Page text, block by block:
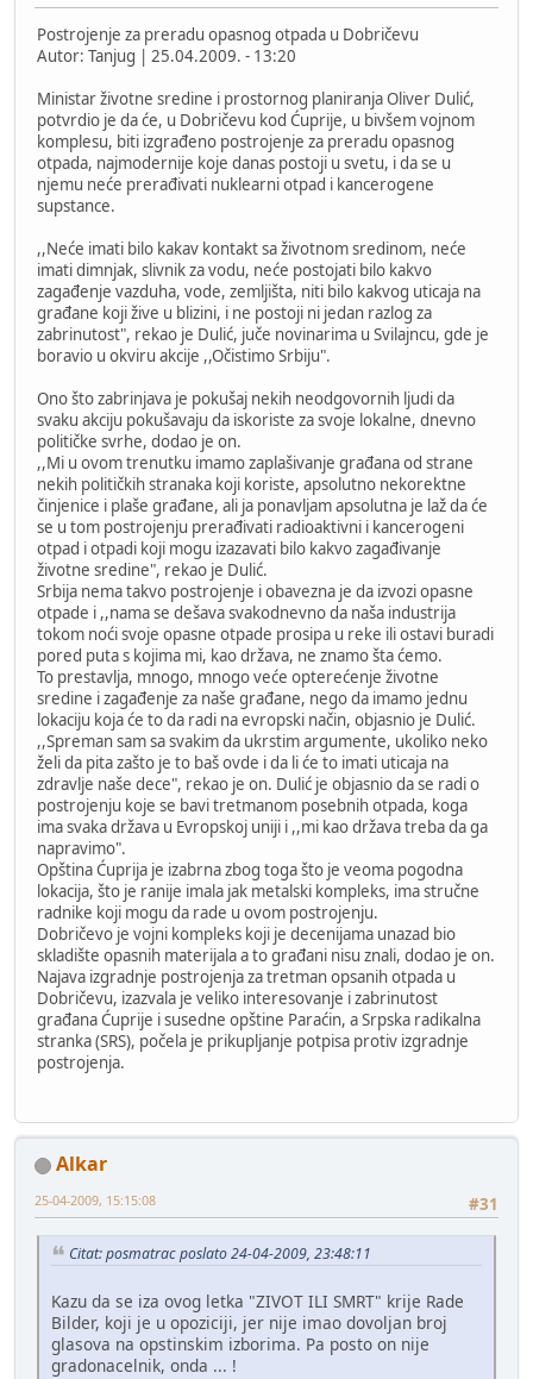
Postrojenje za preradu opasnog otpada u Dobričevu
Autor: Tanjug | 25.04.2009. - 13:20
Ministar životne sredine i prostornog planiranja Oliver Dulić,
potvrdio je da će, u Dobričevu kod Ćuprije, u bivšem vojnom
komplesu, biti izgrađeno postrojenje za preradu opasnog
otpada, najmodernije koje danas postoji u svetu, i da se u
njemu neće prerađivati nuklearni otpad i kancerogene
supstance.
,,Neće imati bilo kakav kontakt sa životnom sredinom, neće
imati dimnjak, slivnik za vodu, neće postojati bilo kakvo
zagađenje vazduha, vode, zemljišta, niti bilo kakvog uticaja na
građane koji žive u blizini, i ne postoji ni jedan razlog za
zabrinutost", rekao je Dulić, juče novinarima u Svilajncu, gde je
boravio u okviru akcije ,,Očistimo Srbiju".
Ono što zabrinjava je pokušaj nekih neodgovornih ljudi da
svaku akciju pokušavaju da iskoriste za svoje lokalne, dnevno
političke svrhe, dodao je on.
,,Mi u ovom trenutku imamo zaplašivanje građana od strane
nekih političkih stranaka koji koriste, apsolutno nekorektne
činjenice i plaše građane, ali ja ponavljam apsolutna je laž da će
se u tom postrojenju prerađivati radioaktivni i kancerogeni
otpad i otpadi koji mogu izazavati bilo kakvo zagađivanje
životne sredine", rekao je Dulić.
Srbija nema takvo postrojenje i obavezna je da izvozi opasne
otpade i ,,nama se dešava svakodnevno da naša industrija
tokom noći svoje opasne otpade prosipa u reke ili ostavi buradi
pored puta s kojima mi, kao država, ne znamo šta ćemo.
To prestavlja, mnogo, mnogo veće opterećenje životne
sredine i zagađenje za naše građane, nego da imamo jednu
lokaciju koja će to da radi na evropski način, objasnio je Dulić.
,,Spreman sam sa svakim da ukrstim argumente, ukoliko neko
želi da pita zašto je to baš ovde i da li će to imati uticaja na
zdravlje naše dece", rekao je on. Dulić je objasnio da se radi o
postrojenju koje se bavi tretmanom posebnih otpada, koga
ima svaka država u Evropskoj uniji i ,,mi kao država treba da ga
napravimo".
Opština Ćuprija je izabrna zbog toga što je veoma pogodna
lokacija, što je ranije imala jak metalski kompleks, ima stručne
radnike koji mogu da rade u ovom postrojenju.
Dobričevo je vojni kompleks koji je decenijama unazad bio
skladište opasnih materijala a to građani nisu znali, dodao je on.
Najava izgradnje postrojenja za tretman opsanih otpada u
Dobričevu, izazvala je veliko interesovanje i zabrinutost
građana Ćuprije i susedne opštine Paraćin, a Srpska radikalna
stranka (SRS), počela je prikupljanje potpisa protiv izgradnje
postrojenja.
Alkar
#31
25-04-2009, 15:15:08
Citat: posmatrac poslato 24-04-2009, 23:48:11
Kazu da se iza ovog letka "ZIVOT ILI SMRT" krije Rade
Bilder, koji je u opoziciji, jer nije imao dovoljan broj
glasova na opstinskim izborima. Pa posto on nije
gradonacelnik, onda ... !